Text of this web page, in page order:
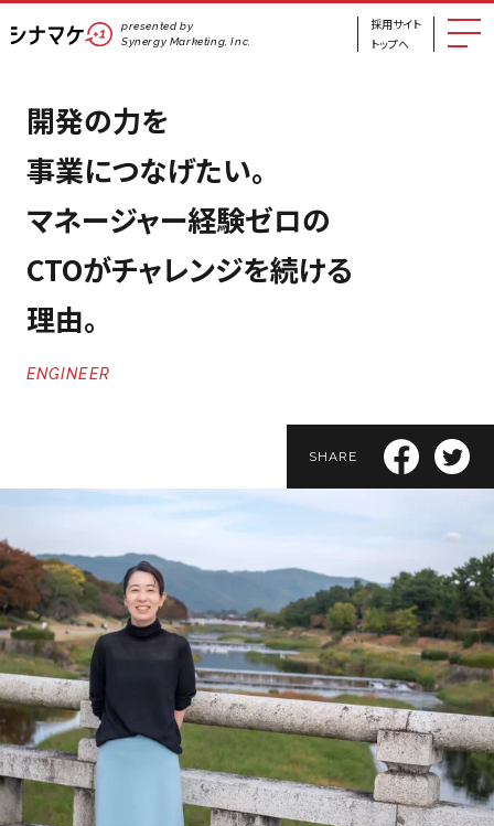
presented by
Synergy Marketing, Inc.
採用サイト
トップへ
開発の力を
事業につなげたい。
マネージャー経験ゼロの
CTOがチャレンジを続ける
理由。
ENGINEER
SHARE